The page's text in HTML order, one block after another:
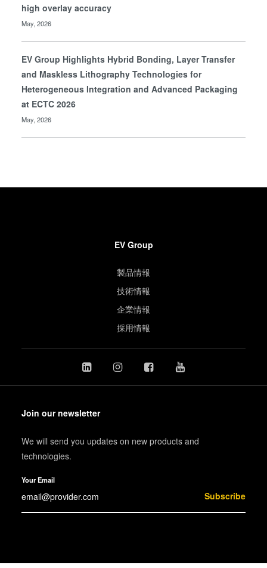
high overlay accuracy
May, 2026
EV Group Highlights Hybrid Bonding, Layer Transfer
and Maskless Lithography Technologies for
Heterogeneous Integration and Advanced Packaging
at ECTC 2026
May, 2026
EV Group
製品情報
技術情報
企業情報
採用情報
Join our newsletter
We will send you updates on new products and
technologies.
Your Email
Subscribe